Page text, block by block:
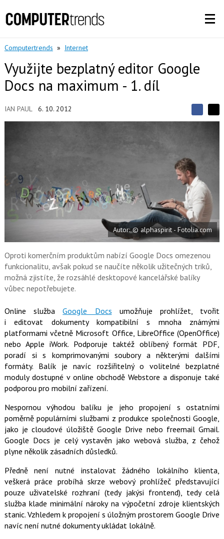
Computertrends » Internet
Využijte bezplatný editor Google
Docs na maximum - 1. díl
IAN PAUL 6. 10. 2012
S
e
t
S
n
a
a
e
b
o
o
k
X
Autor: © alphaspirit - Fotolia.com
Oproti komerčním produktům nabízí Google Docs omezenou
funkcionalitu, avšak pokud se naučíte několik užitečných triků,
možná zjistíte, že rozsáhlé desktopové kancelářské balíky
vůbec nepotřebujete.
Online službaGoogle Docs umožňuje prohlížet, tvořit
i editovat dokumenty kompatibilní s mnoha známými
platformami včetně Microsoft Office, LibreOffice (OpenOffice)
nebo Apple iWork. Podporuje taktéž oblíbený formát PDF,
poradí si s komprimovanými soubory a některými dalšími
formáty. Balík je navíc rozšiřitelný o volitelné bezplatné
moduly dostupné v online obchodě Webstore a disponuje také
podporou pro mobilní zařízení.
Nespornou výhodou balíku je jeho propojení s ostatními
poměrně populárními službami z produkce společnosti Google,
jako je cloudové úložiště Google Drive nebo freemail Gmail.
Google Docs je celý vystavěn jako webová služba, z čehož
plyne několik zásadních důsledků.
Předně není nutné instalovat žádného lokálního klienta,
veškerá práce probíhá skrze webový prohlížeč představující
pouze uživatelské rozhraní (tedy jakýsi frontend), tedy celá
služba klade minimální nároky na výpočetní zdroje klientských
stanic. Vzhledem k propojení s úložným prostorem Google Drive
navíc není nutné dokumenty ukládat lokálně.